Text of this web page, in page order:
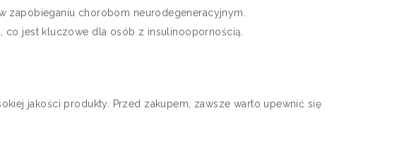
zapobieganiu chorobom neurodegeneracyjnym.
jest kluczowe dla osób z insulinoopornością.
jakości produkty. Przed zakupem, zawsze warto upewnić się